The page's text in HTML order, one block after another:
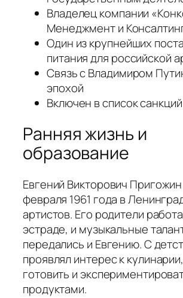
Владелец компании
Менеджмент и
Один из крупнейших
питания для российской
Связь с Владимиром
эпохой
Включен в список
Ранняя жизнь и
образование
Евгений Викторович Пригожин
февраля 1961 года в
артистов. Его родители
эстраде, и музыкальные
передались и Евгению. С
проявлял интерес к
готовить и
продуктами.